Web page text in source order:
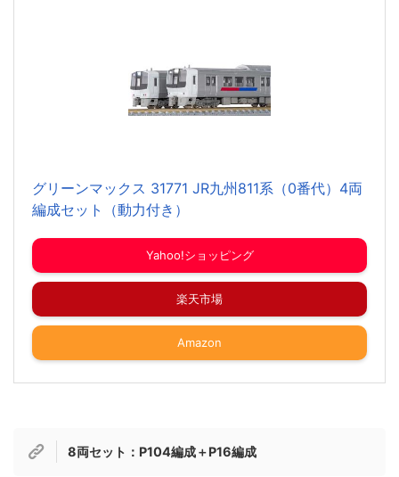
グリーンマックス 31771 JR九州811系（0番代）4両
編成セット（動力付き）
Yahoo!ショッピング
楽天市場
Amazon
8両セット：P104編成＋P16編成